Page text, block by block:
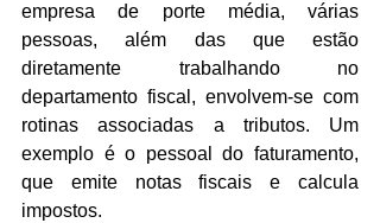
empresa de porte média, várias
pessoas, além das que estão
diretamente trabalhando no
departamento fiscal, envolvem-se com
rotinas associadas a tributos. Um
exemplo é o pessoal do faturamento,
que emite notas fiscais e calcula
impostos.